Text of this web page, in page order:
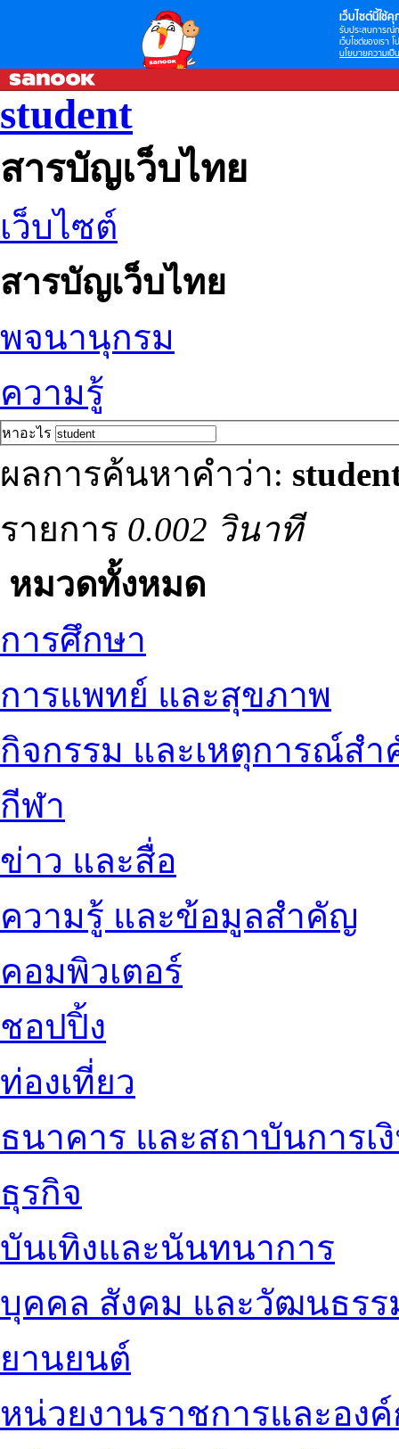
เว็บไซต์นี้ใช้คุ
รับประสบการณ์
เว็บไซต์ของเรา
นโยบายความเป็
student
สารบัญเว็บไทย
เว็บไซต์
สารบัญเว็บไทย
พจนานุกรม
ความรู้
หาอะไร
ผลการค้นหาคำว่า:
รายการ 0.002 วินาที
หมวดทั้งหมด
การศึกษา
การแพทย์ และสุขภาพ
กิจกรรม และเหตุการณ์ส
กีฬา
ข่าว และสื่อ
ความรู้ และข้อมูลสำคัญ
คอมพิวเตอร์
ชอปปิ้ง
ท่องเที่ยว
ธนาคาร และสถาบันการเ
ธุรกิจ
บันเทิงและนันทนาการ
บุคคล สังคม และวัฒนธรร
ยานยนต์
หน่วยงานราชการและอง